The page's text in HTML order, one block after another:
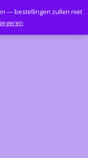
— bestellingen zullen niet